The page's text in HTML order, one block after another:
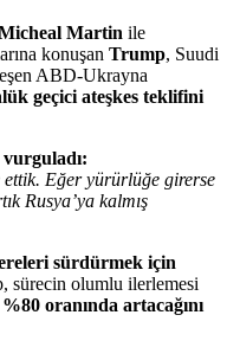
Martin ile
konuşan Trump, Suudi
ABD-Ukrayna
geçici ateşkes teklifini
ettik. Eğer yürürlüğe girerse
Rusya’ya kalmış
sürdürmek için
sürecin olumlu ilerlemesi
%80 oranında artacağını